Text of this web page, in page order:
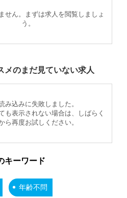
せん。まずは求人を閲覧しましょ
う。
メのまだ見ていない求人
み込みに失敗しました。
も表示されない場合は、しばらく
ら再度お試しください。
キーワード
年齢不問